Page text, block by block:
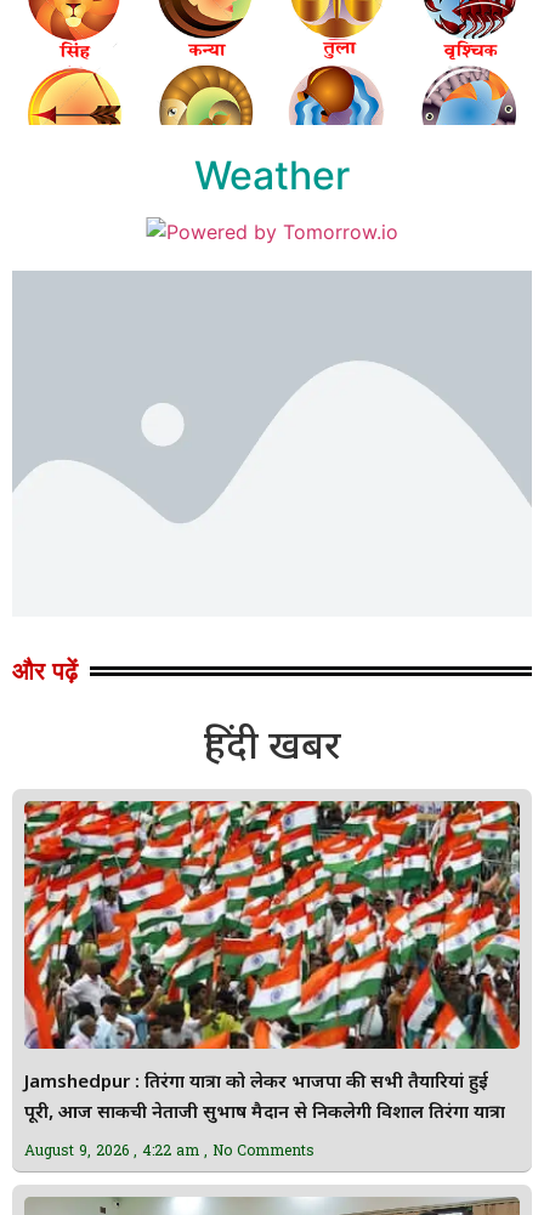
Weather
और पढ़ें
हिंदी खबर
Jamshedpur : तिरंगा यात्रा को लेकर भाजपा की सभी तैयारियां हुई
पूरी, आज साकची नेताजी सुभाष मैदान से निकलेगी विशाल तिरंगा यात्रा
August 9, 2026 4:22 am No Comments